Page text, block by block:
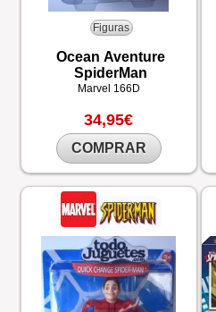
Figuras
Ocean Aventure
SpiderMan
Marvel 166D
34,95€
COMPRAR